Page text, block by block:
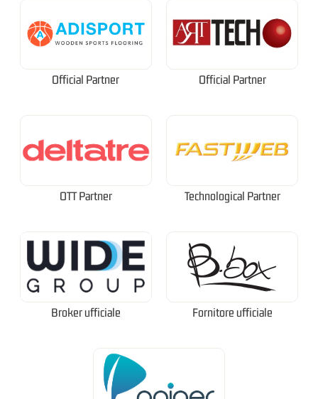
Official Partner Official Partner
OTT Partner Technological Partner
Broker ufficiale Fornitore ufficiale